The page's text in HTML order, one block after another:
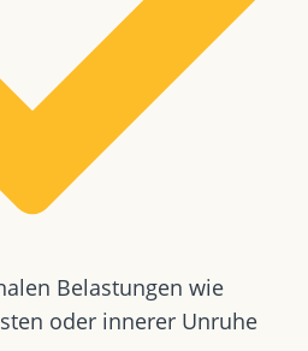
Belastungen wie
oder innerer Unruhe